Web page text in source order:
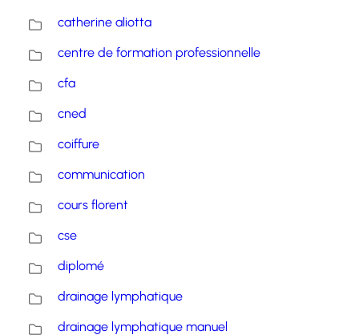
catherine aliotta
centre de formation professionnelle
cfa
cned
coiffure
communication
cours florent
cse
diplomé
drainage lymphatique
drainage lymphatique manuel